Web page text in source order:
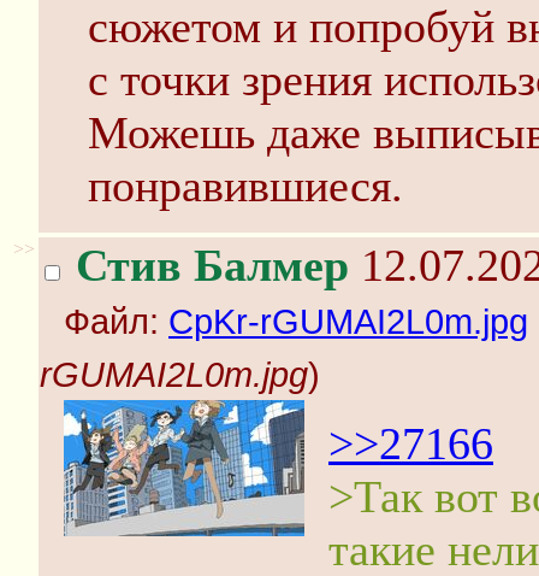
сюжетом и попробуй
с точки зрения
Можешь даже
понравившиеся.
>> Стив Балмер
Файл: CpKr-rGUMAI2L0m.jpg
rGUMAI2L0m.jpg)
>>27166
>Так вот
такие